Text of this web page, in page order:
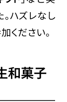
ハズレなし
ください。
和菓子